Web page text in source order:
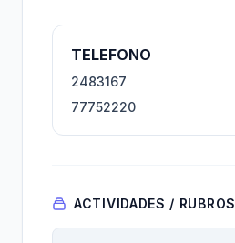
TELEFONO
2483167
77752220
ACTIVIDADES / RUBROS